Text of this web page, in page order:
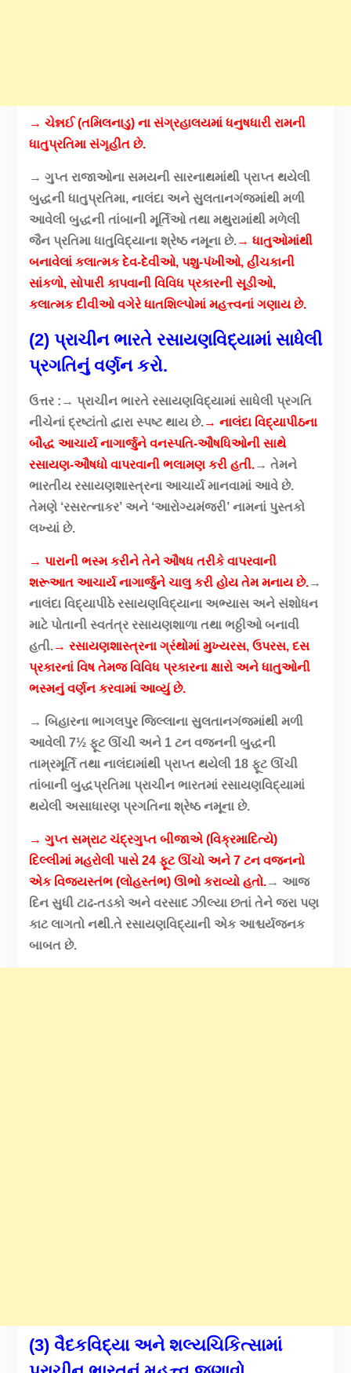
→ ચેન્નઈ (તમિલનાડુ) ના સંગ્રહાલયમાં ધનુષધારી રામની
ધાતુપ્રતિમા સંગૃહીત છે.
→ ગુપ્ત રાજાઓના સમયની સારનાથમાંથી પ્રાપ્ત થયેલી
બુદ્ધની ધાતુપ્રતિમા, નાલંદા અને સુલતાનગંજમાંથી મળી
આવેલી બુદ્ધની તાંબાની મૂર્તિઓ તથા મથુરામાંથી મળેલી
જૈન પ્રતિમા ધાતુવિદ્યાના શ્રેષ્ઠ નમૂના છે.→ ધાતુઓમાંથી
બનાવેલાં કલાત્મક દેવ-દેવીઓ, પશુ-પંખીઓ, હીંચકાની
સાંકળો, સોપારી કાપવાની વિવિધ પ્રકારની સૂડીઓ,
કલાત્મક દીવીઓ વગેરે ધાતશિલ્પોમાં મહત્ત્વનાં ગણાય છે.
(2) પ્રાચીન ભારતે રસાયણવિદ્યામાં સાધેલી
પ્રગતિનું વર્ણન કરો.
ઉત્તર :→ પ્રાચીન ભારતે રસાયણવિદ્યામાં સાધેલી પ્રગતિ
નીચેનાં દ્રષ્ટાંતો દ્વારા સ્પષ્ટ થાય છે.→ નાલંદા વિદ્યાપીઠના
બૌદ્ધ આચાર્ય નાગાર્જુને વનસ્પતિ-ઔષધિઓની સાથે
રસાયણ-ઔષધો વાપરવાની ભલામણ કરી હતી.→ તેમને
ભારતીય રસાયણશાસ્ત્રના આચાર્ય માનવામાં આવે છે.
તેમણે ‘રસરત્નાકર’ અને ‘આરોગ્યમંજરી’ નામનાં પુસ્તકો
લખ્યાં છે.
→ પારાની ભસ્મ કરીને તેને ઔષધ તરીકે વાપરવાની
શરૂઆત આચાર્ય નાગાર્જુને ચાલુ કરી હોય તેમ મનાય છે.→
નાલંદા વિદ્યાપીઠે રસાયણવિદ્યાના અભ્યાસ અને સંશોધન
માટે પોતાની સ્વતંત્ર રસાયણશાળા તથા ભઠ્ઠીઓ બનાવી
હતી.→ રસાયણશાસ્ત્રના ગ્રંથોમાં મુખ્યરસ, ઉપરસ, દસ
પ્રકારનાં વિષ તેમજ વિવિધ પ્રકારના ક્ષારો અને ધાતુઓની
ભસ્મનું વર્ણન કરવામાં આવ્યું છે.
→ બિહારના ભાગલપુર જિલ્લાના સુલતાનગંજમાંથી મળી
આવેલી 7½ ફૂટ ઊંચી અને 1 ટન વજનની બુદ્ધની
તામ્રમૂર્તિ તથા નાલંદામાંથી પ્રાપ્ત થયેલી 18 ફૂટ ઊંચી
તાંબાની બુદ્ધપ્રતિમા પ્રાચીન ભારતમાં રસાયણવિદ્યામાં
થયેલી અસાધારણ પ્રગતિના શ્રેષ્ઠ નમૂના છે.
→ ગુપ્ત સમ્રાટ ચંદ્રગુપ્ત બીજાએ (વિક્રમાદિત્યે)
દિલ્લીમાં મહરોલી પાસે 24 ફૂટ ઊંચો અને 7 ટન વજનનો
એક વિજયસ્તંભ (લોહસ્તંભ) ઊભો કરાવ્યો હતો.→ આજ
દિન સુધી ટાઢ-તડકો અને વરસાદ ઝીલ્યા છતાં તેને જરા પણ
કાટ લાગતો નથી.તે રસાયણવિદ્યાની એક આશ્ચર્યજનક
બાબત છે.
(3) વૈદકવિદ્યા અને શલ્યચિકિત્સામાં